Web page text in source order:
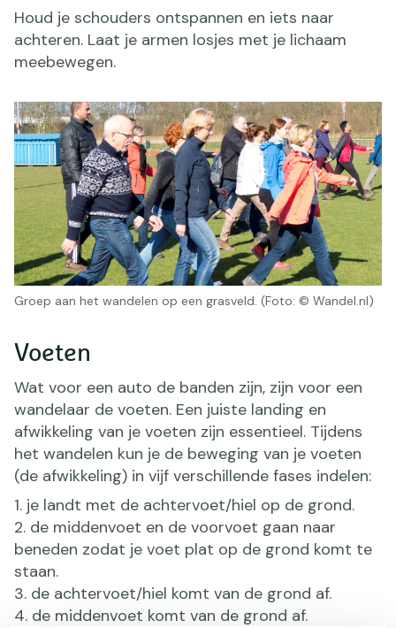
Houd je schouders ontspannen en iets naar
achteren. Laat je armen losjes met je lichaam
meebewegen.
Groep aan het wandelen op een grasveld. (Foto: © Wandel.nl)
Voeten
Wat voor een auto de banden zijn, zijn voor een
wandelaar de voeten. Een juiste landing en
afwikkeling van je voeten zijn essentieel. Tijdens
het wandelen kun je de beweging van je voeten
(de afwikkeling) in vijf verschillende fases indelen:
je landt met de achtervoet/hiel op de grond.
de middenvoet en de voorvoet gaan naar
beneden zodat je voet plat op de grond komt te
staan.
de achtervoet/hiel komt van de grond af.
de middenvoet komt van de grond af.